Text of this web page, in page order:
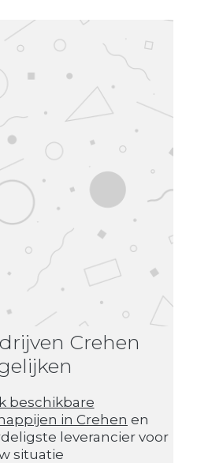
Crehen
beschikbare
in Crehen en
leverancier voor
situatie